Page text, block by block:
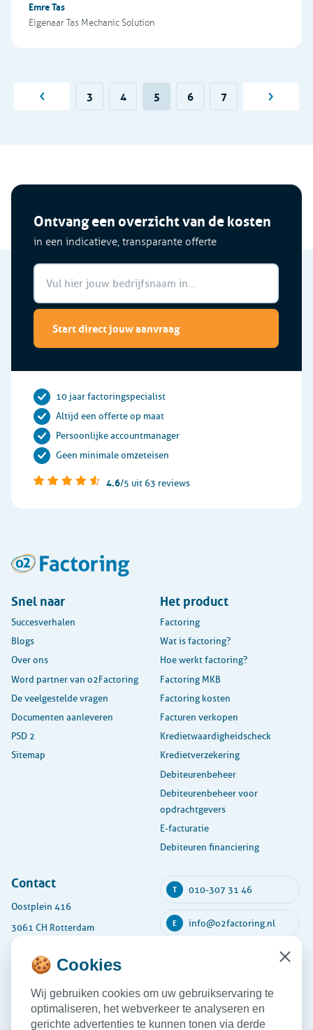
Emre Tas
Eigenaar Tas Mechanic Solution
3 4 5 6 7
Ontvang een overzicht van de kosten
in een indicatieve, transparante offerte
Start direct jouw aanvraag
10 jaar factoringspecialist
Altijd een offerte op maat
Persoonlijke accountmanager
Geen minimale omzeteisen
4.6/5 uit 63 reviews
Snel naar
Succesverhalen
Blogs
Over ons
Word partner van o2Factoring
De veelgestelde vragen
Documenten aanleveren
PSD 2
Sitemap
Het product
Factoring
Wat is factoring?
Hoe werkt factoring?
Factoring MKB
Factoring kosten
Facturen verkopen
Kredietwaardigheidscheck
Kredietverzekering
Debiteurenbeheer
Debiteurenbeheer voor
opdrachtgevers
E-facturatie
Debiteuren financiering
Contact
Oostplein 416
3061 CH Rotterdam
Maandag
08:30 - 17:30
Dinsdag
08:30 - 17:30
Woensdag 08:30 - 17:30
T 010-307 31 46
E info@o2factoring.nl
🍪 Cookies
Wij gebruiken cookies om uw gebruikservaring te
optimaliseren, het webverkeer te analyseren en
gerichte advertenties te kunnen tonen via derde
Close